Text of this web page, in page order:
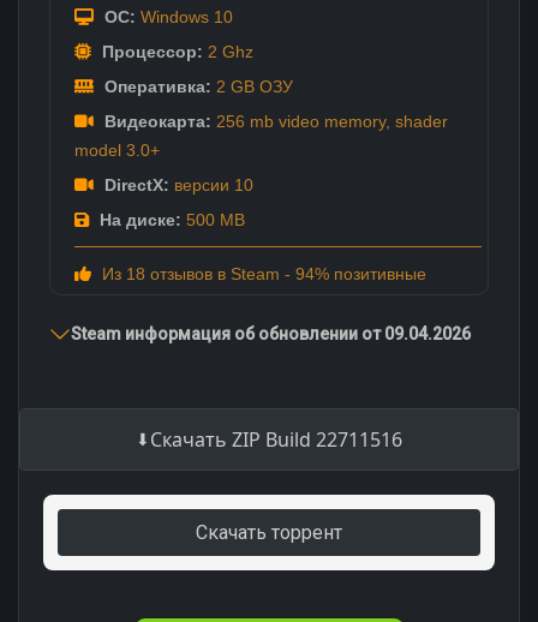
ОС: Windows 10
Процессор: 2 Ghz
Оперативка: 2 GB ОЗУ
Видеокарта: 256 mb video memory, shader
model 3.0+
DirectX: версии 10
На диске: 500 MB
Из 18 отзывов в Steam - 94% позитивные
Steam информация об обновлении от 09.04.2026
Скачать ZIP Build 22711516
Скачать торрент